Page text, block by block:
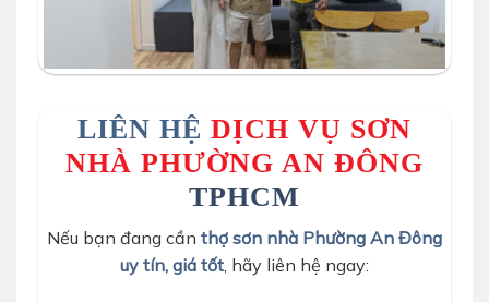
LIÊN HỆ DỊCH VỤ SƠN
NHÀ PHƯỜNG AN ĐÔNG
TPHCM
Nếu bạn đang cần thợ sơn nhà Phường An Đông
uy tín, giá tốt , hãy liên hệ ngay: